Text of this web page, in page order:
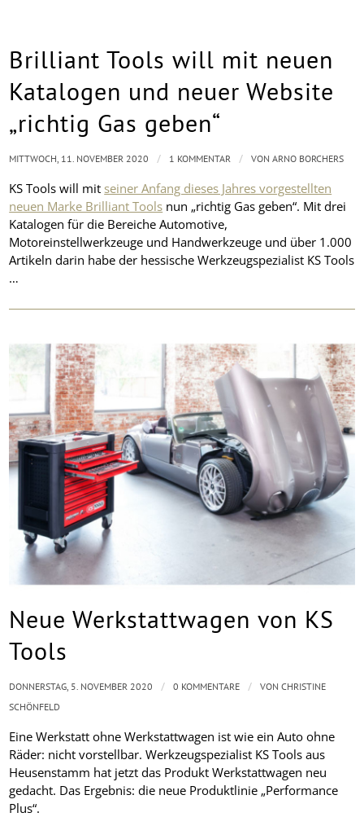
Brilliant Tools will mit neuen
Katalogen und neuer Website
„richtig Gas geben“
KS Tools will mit seiner Anfang dieses Jahres vorgestellten
neuen Marke Brilliant Tools nun „richtig Gas geben“. Mit drei
Katalogen für die Bereiche Automotive,
Motoreinstellwerkzeuge und Handwerkzeuge und über 1.000
Artikeln darin habe der hessische Werkzeugspezialist KS Tools
…
MITTWOCH, 11. NOVEMBER 2020 / 1 KOMMENTAR / VONARNO BORCHERS
Neue Werkstattwagen von KS
Tools
Eine Werkstatt ohne Werkstattwagen ist wie ein Auto ohne
Räder: nicht vorstellbar. Werkzeugspezialist KS Tools aus
Heusenstamm hat jetzt das Produkt Werkstattwagen neu
gedacht. Das Ergebnis: die neue Produktlinie „Performance
Plus“.
DONNERSTAG, 5. NOVEMBER 2020 / 0 KOMMENTARE / VONCHRISTINE
SCHÖNFELD